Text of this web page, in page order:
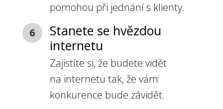
pomohou při jednání s klienty.
6
Stanete se hvězdou
internetu
Zajistíte si, že budete vidět
na internetu tak, že vám
konkurence bude závidět.